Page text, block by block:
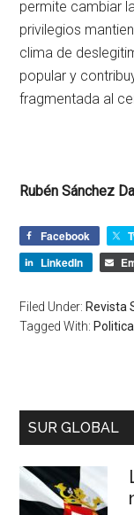
permite cambiar
privilegios
clima de
popular y
fragmentada al
Rubén Sánchez
Facebook
LinkedIn
Filed Under: Revista
Tagged With: Politica
SUR GLOBAL